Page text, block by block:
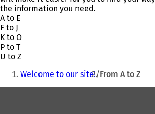
the information you need.
A to E
F to J
K to O
P to T
U to Z
You Welcome to our site! From A to Z